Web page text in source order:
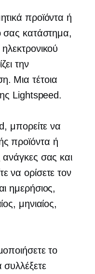
προϊόντα ή
σας κατάστημα,
την
Μια τέτοια
Lightspeed.
μπορείτε να
προϊόντα ή
σας και
να ορίσετε τον
ημερήσιος,
μηνιαίος,
το